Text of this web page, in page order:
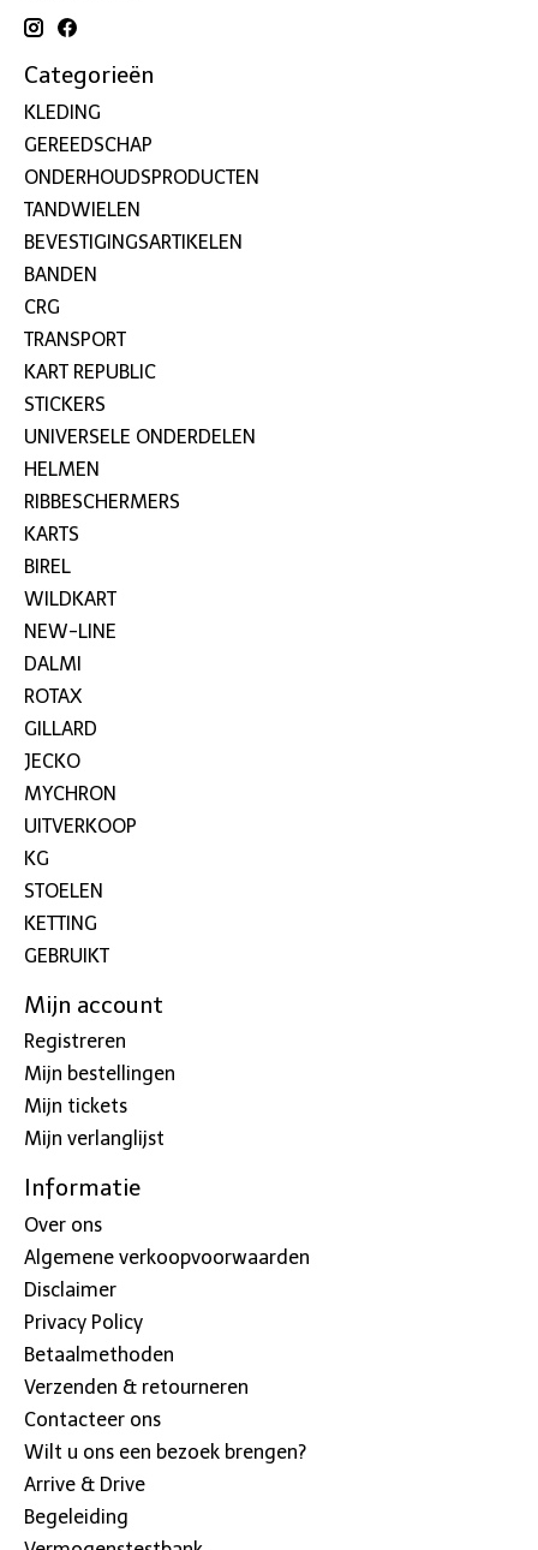
Categorieën
KLEDING
GEREEDSCHAP
ONDERHOUDSPRODUCTEN
TANDWIELEN
BEVESTIGINGSARTIKELEN
BANDEN
CRG
TRANSPORT
KART REPUBLIC
STICKERS
UNIVERSELE ONDERDELEN
HELMEN
RIBBESCHERMERS
KARTS
BIREL
WILDKART
NEW-LINE
DALMI
ROTAX
GILLARD
JECKO
MYCHRON
UITVERKOOP
KG
STOELEN
KETTING
GEBRUIKT
Mijn account
Registreren
Mijn bestellingen
Mijn tickets
Mijn verlanglijst
Informatie
Over ons
Algemene verkoopvoorwaarden
Disclaimer
Privacy Policy
Betaalmethoden
Verzenden & retourneren
Contacteer ons
Wilt u ons een bezoek brengen?
Arrive & Drive
Begeleiding